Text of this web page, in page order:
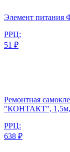
Элемент
РРЦ:
51 ₽
Ремонтная
"КОНТАКТ", 1,5м,
РРЦ:
638 ₽